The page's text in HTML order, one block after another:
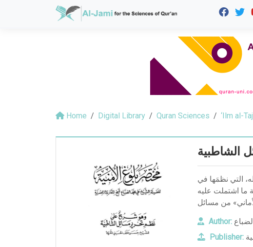
Home Digital Library Quran Sciences ‘Ilm al-
الشاطبية
التي نظمَها في
ما اشتملت عليه
Author:
Publisher: